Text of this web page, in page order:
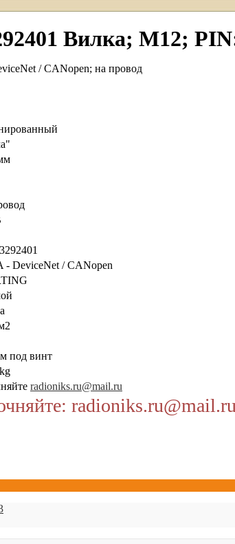
/ CANopen; на провод
Вилка; M12;
- DeviceNet / CANopen
под винт
radioniks.ru@mail.ru
radioniks.ru@mail.ru